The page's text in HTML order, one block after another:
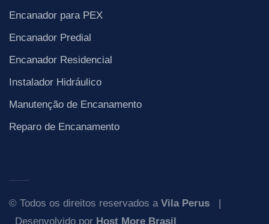
Encanador para PEX
Encanador Predial
Encanador Residencial
Instalador Hidráulico
Manutenção de Encanamento
Reparo de Encanamento
© Todos os direitos reservados a Vila Perus
Desenvolvido por Host More Brasil